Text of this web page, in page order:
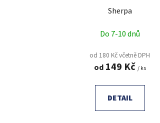
Sherpa
Do 7-10 dnů
od 180 Kč včetně DPH
od149 Kč / ks
DETAIL